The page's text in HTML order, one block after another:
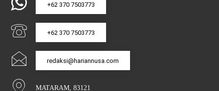
+62 370 7503773
+62 370 7503773
redaksi@hariannusa.com
MATARAM, 83121